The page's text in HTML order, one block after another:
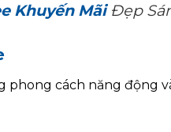
Khuyến MãiĐẹp
cách năng động